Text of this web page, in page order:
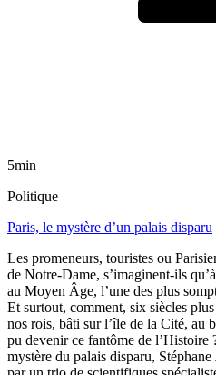
5min
Politique
Paris, le mystère d’un palais disparu
Les promeneurs, touristes ou
de Notre-Dame, s’imaginent-ils
au Moyen Âge, l’une des plus
Et surtout, comment, six siècles
nos rois, bâti sur l’île de la Cité, au
pu devenir ce fantôme de l’Histoire
mystère du palais disparu, Stéphane